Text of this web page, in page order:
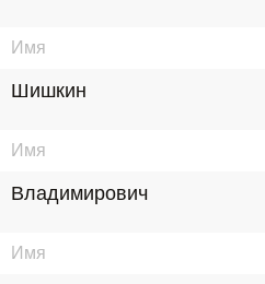
Имя
Шишкин
Имя
Владимирович
Имя